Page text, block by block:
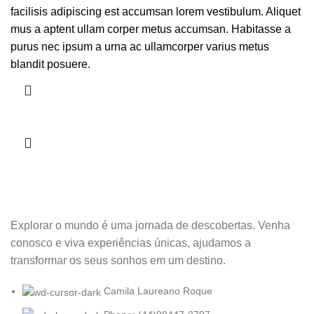
facilisis adipiscing est accumsan lorem vestibulum. Aliquet
mus a aptent ullam corper metus accumsan. Habitasse a
purus nec ipsum a urna ac ullamcorper varius metus
blandit posuere.
Explorar o mundo é uma jornada de descobertas. Venha
conosco e viva experiências únicas, ajudamos a
transformar os seus sonhos em um destino.
Camila Laureano Roque